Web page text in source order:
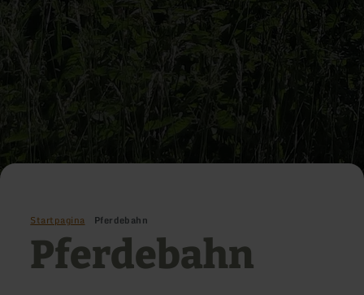
Startpagina Pferdebahn
Pferdebahn